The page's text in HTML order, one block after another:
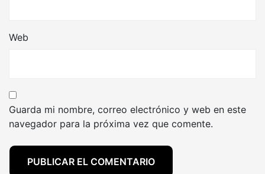
Web
Guarda mi nombre, correo electrónico y web en este
navegador para la próxima vez que comente.